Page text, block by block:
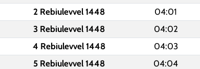
2 Rebiulevvel 1448 04:01
3 Rebiulevvel 1448 04:02
4 Rebiulevvel 1448 04:03
5 Rebiulevvel 1448 04:04